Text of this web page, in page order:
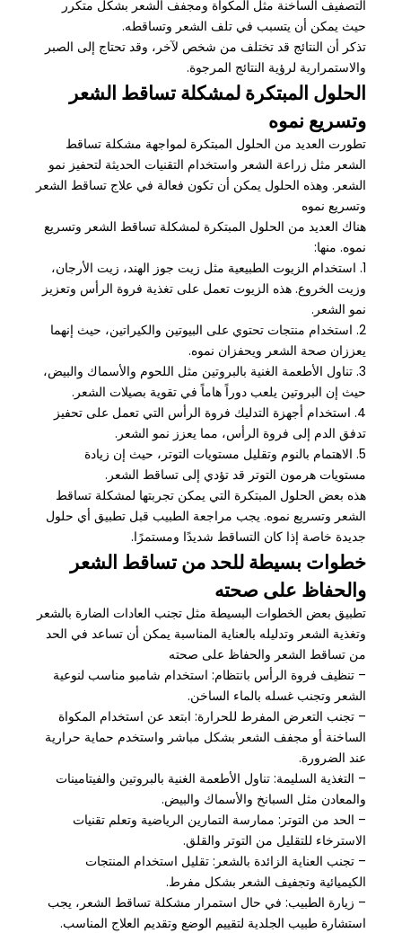
التصفيف الساخنة مثل المكواة ومجفف الشعر بشكل متكرر
حيث يمكن أن يتسبب في تلف الشعر وتساقطه.
تذكر أن النتائج قد تختلف من شخص لآخر، وقد تحتاج إلى الصبر
والاستمرارية لرؤية النتائج المرجوة.
الحلول المبتكرة لمشكلة تساقط الشعر
وتسريع نموه
تطورت العديد من الحلول المبتكرة لمواجهة مشكلة تساقط
الشعر مثل زراعة الشعر واستخدام التقنيات الحديثة لتحفيز نمو
الشعر. وهذه الحلول يمكن أن تكون فعالة في علاج تساقط الشعر
وتسريع نموه
هناك العديد من الحلول المبتكرة لمشكلة تساقط الشعر وتسريع
نموه. منها:
1. استخدام الزيوت الطبيعية مثل زيت جوز الهند، زيت الأرجان،
وزيت الخروع. هذه الزيوت تعمل على تغذية فروة الرأس وتعزيز
نمو الشعر.
2. استخدام منتجات تحتوي على البيوتين والكيراتين، حيث إنهما
يعززان صحة الشعر ويحفزان نموه.
3. تناول الأطعمة الغنية بالبروتين مثل اللحوم والأسماك والبيض،
حيث إن البروتين يلعب دوراً هاماً في تقوية بصيلات الشعر.
4. استخدام أجهزة التدليك فروة الرأس التي تعمل على تحفيز
تدفق الدم إلى فروة الرأس، مما يعزز نمو الشعر.
5. الاهتمام بالنوم وتقليل مستويات التوتر، حيث إن زيادة
مستويات هرمون التوتر قد تؤدي إلى تساقط الشعر.
هذه بعض الحلول المبتكرة التي يمكن تجربتها لمشكلة تساقط
الشعر وتسريع نموه. يجب مراجعة الطبيب قبل تطبيق أي حلول
جديدة خاصة إذا كان التساقط شديدًا ومستمرًا.
خطوات بسيطة للحد من تساقط الشعر
والحفاظ على صحته
تطبيق بعض الخطوات البسيطة مثل تجنب العادات الضارة بالشعر
وتغذية الشعر وتدليله بالعناية المناسبة يمكن أن تساعد في الحد
من تساقط الشعر والحفاظ على صحته
– تنظيف فروة الرأس بانتظام: استخدام شامبو مناسب لنوعية
الشعر وتجنب غسله بالماء الساخن.
– تجنب التعرض المفرط للحرارة: ابتعد عن استخدام المكواة
الساخنة أو مجفف الشعر بشكل مباشر واستخدم حماية حرارية
عند الضرورة.
– التغذية السليمة: تناول الأطعمة الغنية بالبروتين والفيتامينات
والمعادن مثل السبانخ والأسماك والبيض.
– الحد من التوتر: ممارسة التمارين الرياضية وتعلم تقنيات
الاسترخاء للتقليل من التوتر والقلق.
– تجنب العناية الزائدة بالشعر: تقليل استخدام المنتجات
الكيميائية وتجفيف الشعر بشكل مفرط.
– زيارة الطبيب: في حال استمرار مشكلة تساقط الشعر، يجب
استشارة طبيب الجلدية لتقييم الوضع وتقديم العلاج المناسب.